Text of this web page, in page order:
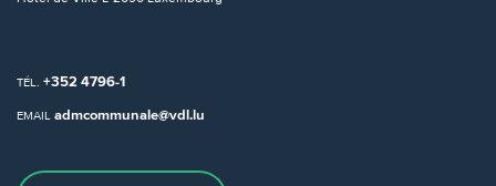
TÉL. +352 4796-1
EMAIL admcommunale@vdl.lu